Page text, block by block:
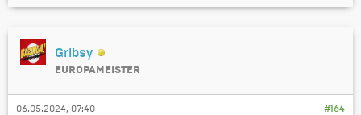
Gribsy
EUROPAMEISTER
#164
06.05.2024, 07:40